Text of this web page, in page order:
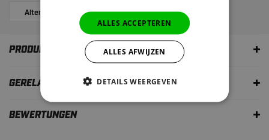
Alternatives Bewertungen
PRODUKTBESCHREIBUNG
GERELATEERDE PRODUCTEN
BEWERTUNGEN
ALLES ACCEPTEREN
ALLES AFWIJZEN
DETAILS WEERGEVEN